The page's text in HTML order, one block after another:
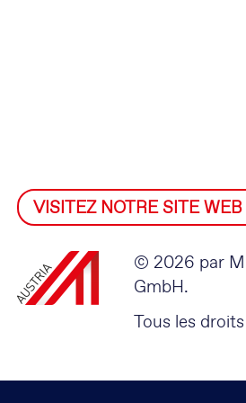
VISITEZ NOTRE SITE
© 2026 par
GmbH.
Tous les